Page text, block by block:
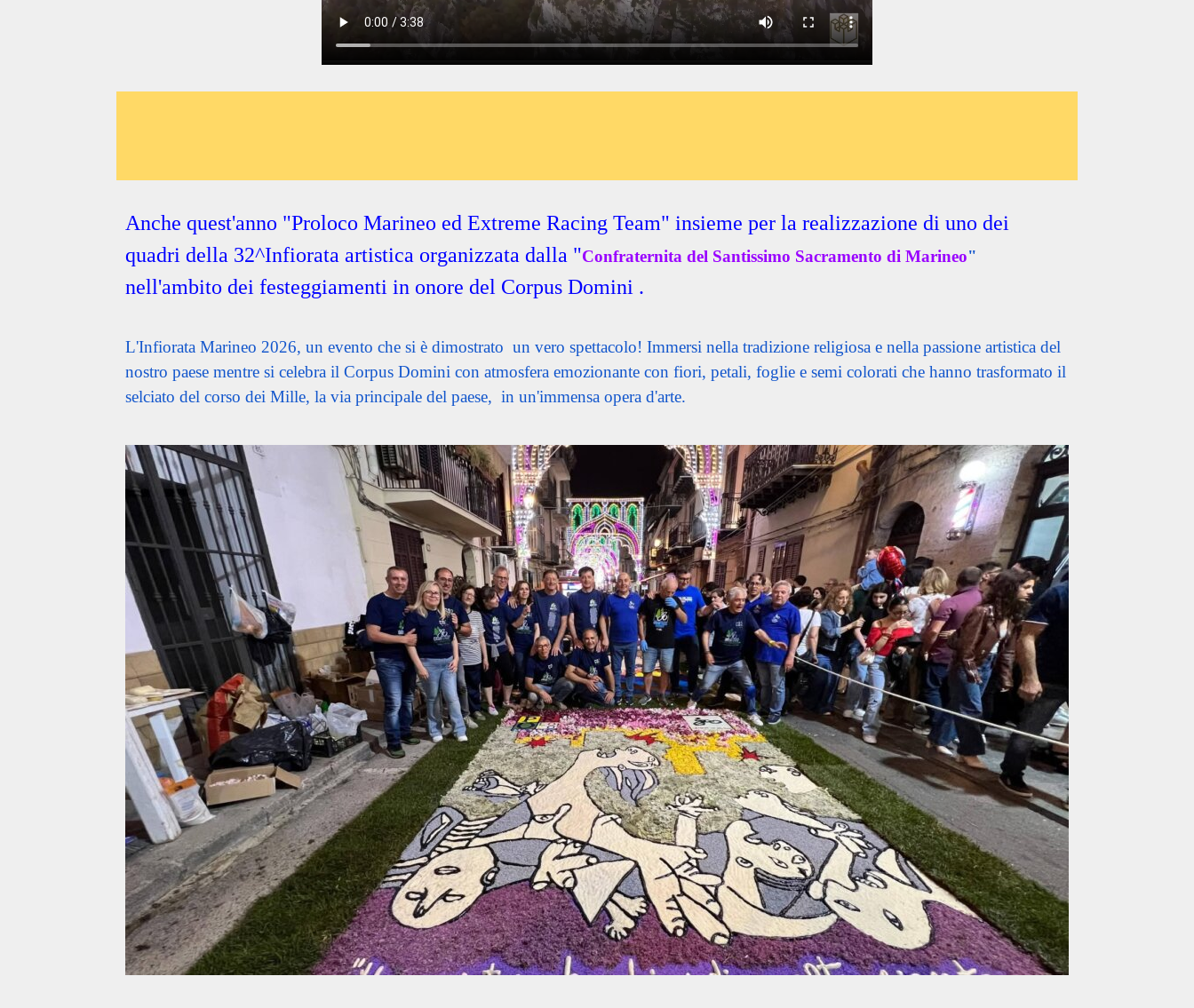
Anche quest'anno "Proloco Marineo ed Extreme Racing Team" insieme per la realizzazione di uno dei
quadri della 32^Infiorata artistica organizzata dalla "Confraternita del Santissimo Sacramento di Marineo"
nell'ambito dei festeggiamenti in onore del Corpus Domini .
L'Infiorata Marineo 2026, un evento che si è dimostrato un vero spettacolo! Immersi nella tradizione religiosa e nella passione artistica del
nostro paese mentre si celebra il Corpus Domini con atmosfera emozionante con fiori, petali, foglie e semi colorati che hanno trasformato il
selciato del corso dei Mille, la via principale del paese, in un'immensa opera d'arte.